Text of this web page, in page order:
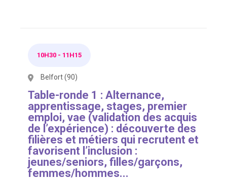
10H30 - 11H15
Belfort (90)
Table-ronde 1 : Alternance,
apprentissage, stages, premier
emploi, vae (validation des acquis
de l’expérience) : découverte des
filières et métiers qui recrutent et
favorisent l’inclusion :
jeunes/seniors, filles/garçons,
femmes/hommes...